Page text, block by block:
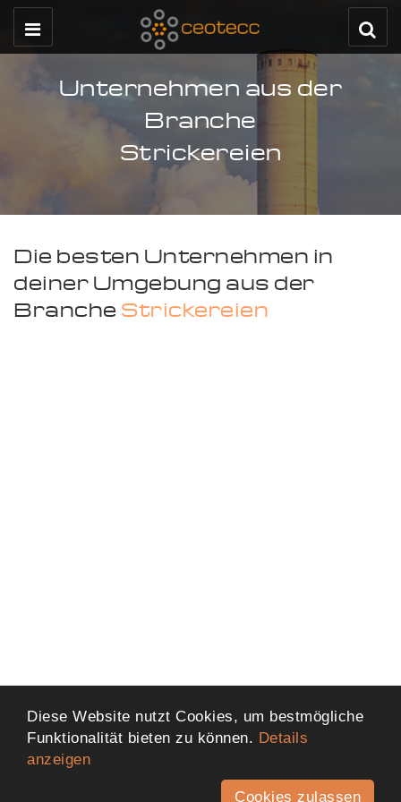
Unternehmen aus der
Branche
Strickereien
Die besten Unternehmen in
deiner Umgebung aus der
Branche Strickereien
Diese Website nutzt Cookies, um bestmögliche
Funktionalität bieten zu können. Details
anzeigen
Cookies zulassen